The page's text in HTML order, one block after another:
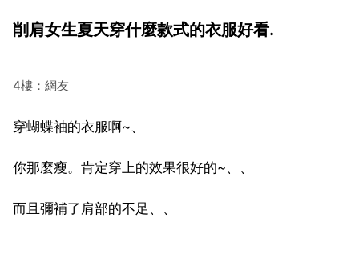
削肩女生夏天穿什麼款式的衣服好看.
4樓：網友
穿蝴蝶袖的衣服啊~、
你那麼瘦。肯定穿上的效果很好的~、、
而且彌補了肩部的不足、、